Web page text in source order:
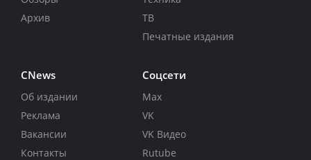
Архив
ТВ
Печатные издания
CNews
Об издании
Реклама
Вакансии
Контакты
Соцсети
Max
VK
VK Видео
Rutube